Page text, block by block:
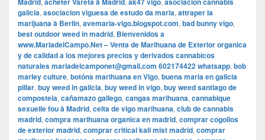
galicia, asociacion viguesa de estudo da maria, attraper la
marijuana à Berlin, avemaria-vigo.blogspot.com, bad bunny vigo,
best outdoor weed in madrid, Bienvenidos a
www.MariadelCampo.Net – Venta de Marihuana de Exterior organica
y de calidad a los mejores precios y derivados cannabicos
naturales mariadelcamponet@gmail.com 602174422 whatsapp, bob
marley culture, botóns marihuana en Vigo, buena maria en galicia
pillar, buy weed in galicia, buy weed in vigo, buy weed santiago de
compostela, cañamazo gallego, cangas marihuana, cannabique
sexuelle fou à Madrid, celta de vigo marihuana, club de cannabis
madrid, compra marihuana organica en madrid, comprar cogollos
de exterior madrid, comprar critical kali mist madrid, comprar